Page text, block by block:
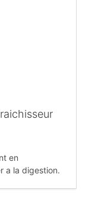
en
a la digestion.